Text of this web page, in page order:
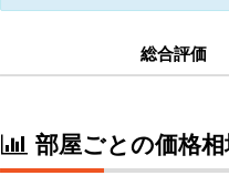
総合評価
部屋ごとの価格